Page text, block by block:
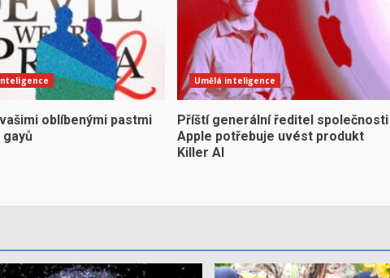
oblíbenými pastmi
gayů
Umělá inteligence
Příští generální ředitel společnosti
Apple potřebuje uvést produkt
Killer AI